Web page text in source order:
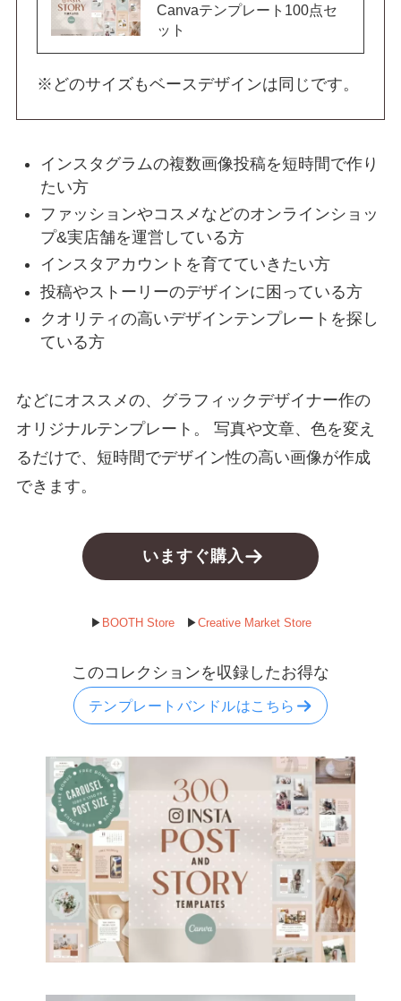
Canvaテンプレート100点セ
ット
※どのサイズもベースデザインは同じです。
インスタグラムの複数画像投稿を短時間で作り
たい方
ファッションやコスメなどのオンラインショッ
プ&実店舗を運営している方
インスタアカウントを育てていきたい方
投稿やストーリーのデザインに困っている方
クオリティの高いデザインテンプレートを探し
ている方
などにオススメの、グラフィックデザイナー作の
オリジナルテンプレート。 写真や文章、色を変え
るだけで、短時間でデザイン性の高い画像が作成
できます。
いますぐ購入
▶︎ BOOTH Store▶︎Creative Market Store
このコレクションを収録したお得な
テンプレートバンドルはこちら